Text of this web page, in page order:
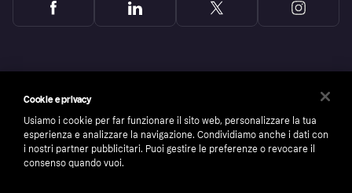
Cookie e privacy
Usiamo i cookie per far funzionare il sito web, personalizzare la tua
esperienza e analizzare la navigazione. Condividiamo anche i dati con
i nostri partner pubblicitari. Puoi gestire le preferenze o revocare il
consenso quando vuoi.